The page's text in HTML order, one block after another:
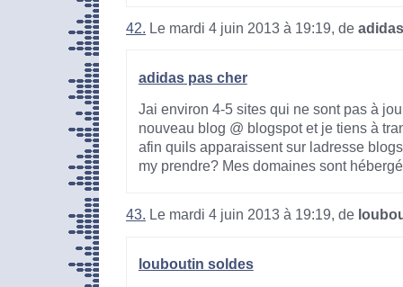
42. Le mardi 4 juin 2013 à 19:19, de
adidas pas cher
Jai environ 4-5 sites qui ne sont pas à
nouveau blog @ blogspot et je tiens à
afin quils apparaissent sur ladresse
my prendre? Mes domaines sont
43. Le mardi 4 juin 2013 à 19:19, de
louboutin soldes